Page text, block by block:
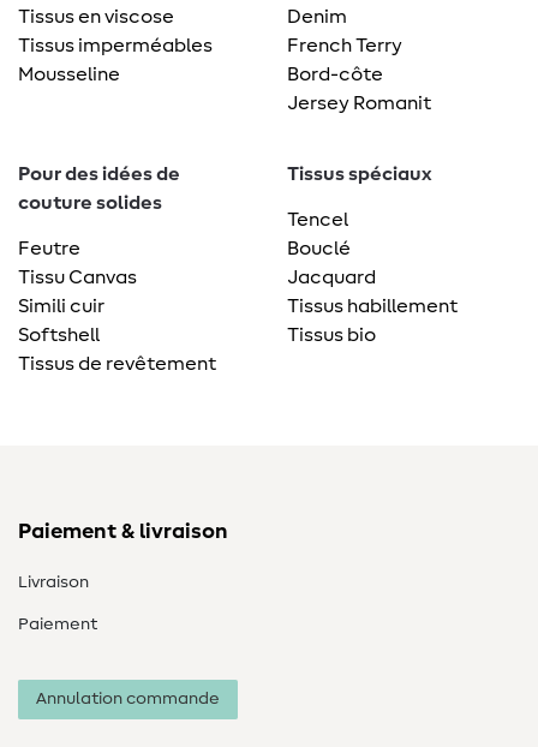
Tissus en viscose
Tissus imperméables
Mousseline
Denim
French Terry
Bord-côte
Jersey Romanit
Pour des idées de
couture solides
Feutre
Tissu Canvas
Simili cuir
Softshell
Tissus de revêtement
Tissus spéciaux
Tencel
Bouclé
Jacquard
Tissus habillement
Tissus bio
Paiement & livraison
Livraison
Paiement
Annulation commande